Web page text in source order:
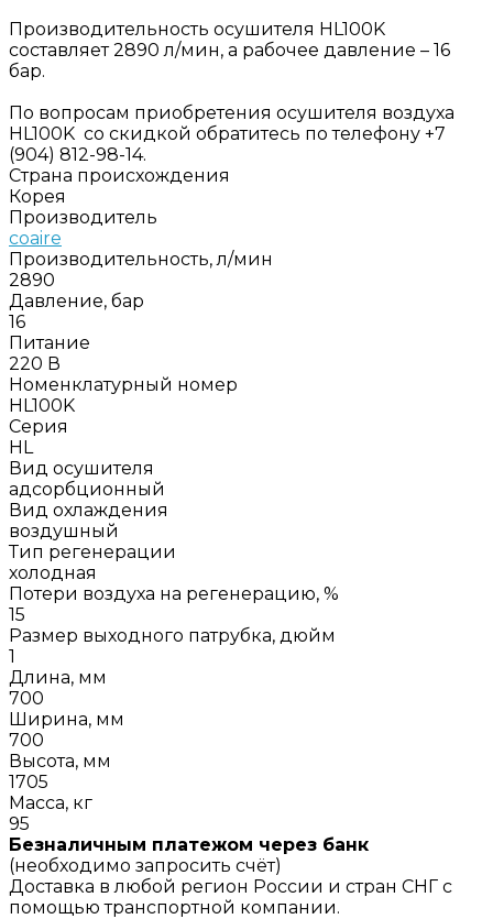
Производительность осушителя HL100K
составляет 2890 л/мин, а рабочее давление – 16
бар.
По вопросам приобретения осушителя воздуха
HL100K со скидкой обратитесь по телефону +7
(904) 812-98-14.
Страна происхождения
Корея
Производитель
coaire
Производительность, л/мин
2890
Давление, бар
16
Питание
220 В
Номенклатурный номер
HL100K
Серия
HL
Вид осушителя
адсорбционный
Вид охлаждения
воздушный
Тип регенерации
холодная
Потери воздуха на регенерацию, %
15
Размер выходного патрубка, дюйм
1
Длина, мм
700
Ширина, мм
700
Высота, мм
1705
Масса, кг
95
Безналичным платежом через банк
(необходимо запросить счёт)
Доставка в любой регион России и стран СНГ с
помощью транспортной компании.